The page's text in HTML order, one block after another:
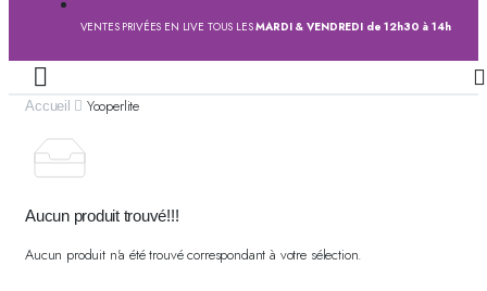
VENTES PRIVÉES EN LIVE TOUS LESMARDI & VENDREDI de 12h30 à 14h
Accueil Yooperlite
Aucun produit trouvé!!!
Aucun produit n'a été trouvé correspondant à votre sélection.